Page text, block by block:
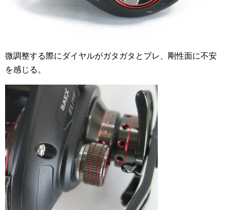
微調整する際にダイヤルがガタガタとブレ、剛性面に不安
を感じる。